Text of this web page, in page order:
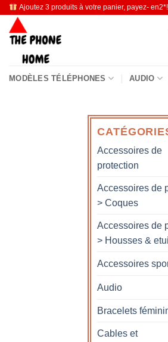
Passer
contenu
Ajoutez 3 produits à votre panier, payez- en2*!
MODÈLES TÉLÉPHONES AUDIO
Accessoires de
protection
Accessoires de
> Coques
Accessoires de
> Housses &
Accessoires
Audio
Bracelets
Cables et